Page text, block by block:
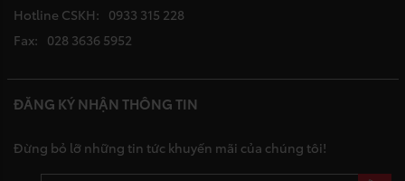
Hotline CSKH: 0933 315 228
Fax: 028 3636 5952
ĐĂNG KÝ NHẬN THÔNG TIN
Đừng bỏ lỡ những tin tức khuyến mãi của chúng tôi!